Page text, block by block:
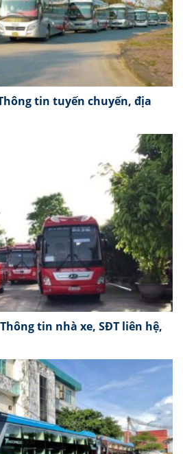
tin tuyến chuyến, địa
tin nhà xe, SĐT liên hệ,